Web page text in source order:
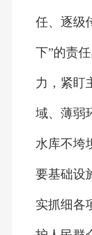
任、逐级
下”的责
力，紧盯
域、薄弱
水库不垮
要基础设
实抓细各